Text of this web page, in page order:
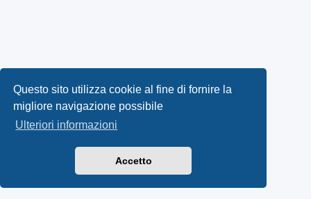
Questo sito utilizza cookie al fine di fornire la
migliore navigazione possibile
Ulteriori informazioni
Accetto